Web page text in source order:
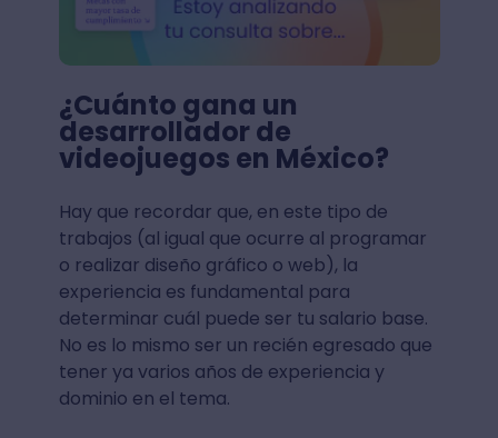
¿Cuánto gana un
desarrollador de
videojuegos en México?
Hay que recordar que, en este tipo de
trabajos (al igual que ocurre al programar
o realizar diseño gráfico o web), la
experiencia es fundamental para
determinar cuál puede ser tu salario base.
No es lo mismo ser un recién egresado que
tener ya varios años de experiencia y
dominio en el tema.